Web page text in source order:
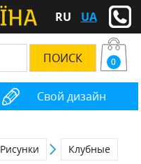
RU UA
Свой дизайн
0
Рисунки Клубные